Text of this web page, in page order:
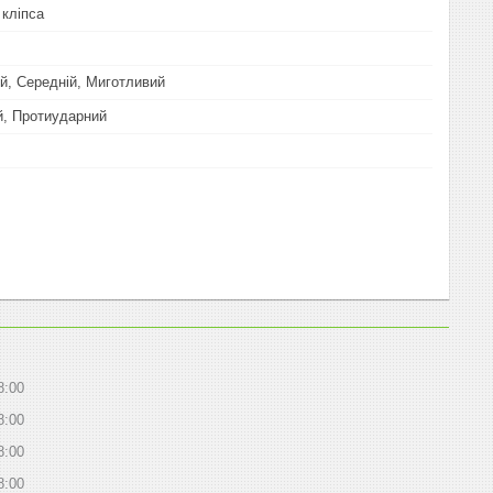
Середній, Миготливий
Протиударний